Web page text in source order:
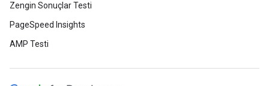
Zengin Sonuçlar Testi
PageSpeed Insights
AMP Testi